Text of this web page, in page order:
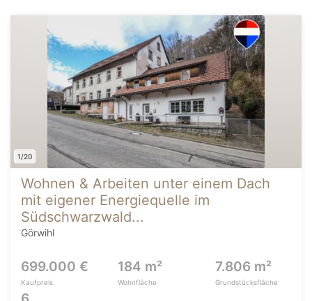
1/20
Wohnen & Arbeiten unter einem Dach
mit eigener Energiequelle im
Südschwarzwald...
Görwihl
699.000 €
Kaufpreis
184 m²
Wohnfläche
7.806 m²
Grundstücksfläche